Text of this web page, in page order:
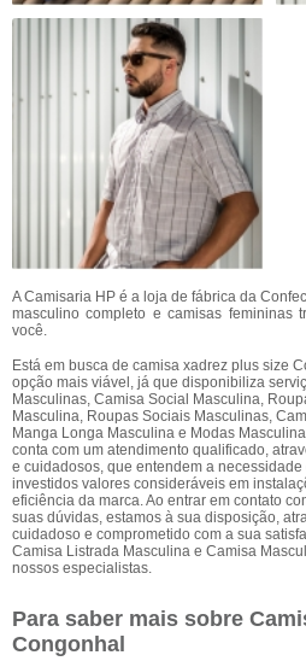
A Camisaria HP é a loja de fábrica da
masculino completo e camisas femininas
você.
Está em busca de camisa xadrez plus size
opção mais viável, já que disponibiliza
Masculinas, Camisa Social Masculina,
Masculina, Roupas Sociais Masculinas,
Manga Longa Masculina e Modas
conta com um atendimento qualificado,
e cuidadosos, que entendem a
investidos valores consideráveis em
eficiência da marca. Ao entrar em contato
suas dúvidas, estamos à sua disposição,
cuidadoso e comprometido com a sua
Camisa Listrada Masculina e Camisa
nossos especialistas.
Para saber mais sobre
Congonhal